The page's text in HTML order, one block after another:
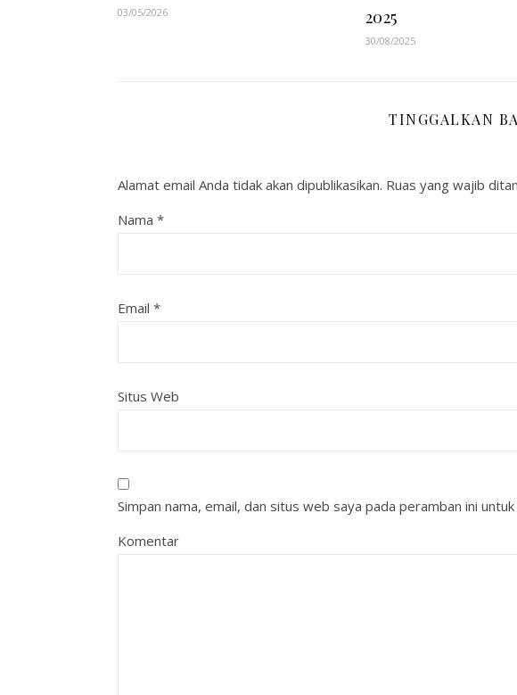
03/05/2026
2025
30/08/2025
TINGGALKAN
Alamat email Anda tidak akan dipublikasikan. Ruas yang wajib
Nama *
Email *
Situs Web
Simpan nama, email, dan situs web saya pada peramban ini
Komentar